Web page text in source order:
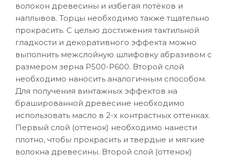
волокон древесины и избегая потёков и
наплывов. Торцы необходимо также тщательно
прокрасить. С целью достижения тактильной
гладкости и декоративного эффекта можно
выполнить межслойную шлифовку абразивом с
размером зерна P500-P600. Второй слой
необходимо наносить аналогичным способом.
Для получения винтажных эффектов на
брашированной древесине необходимо
использовать масло в 2-х контрастных оттенках.
Первый слой (оттенок) необходимо нанести
плотно, чтобы прокрасить и твердые и мягкие
волокна древесины. Второй слой (оттенок)